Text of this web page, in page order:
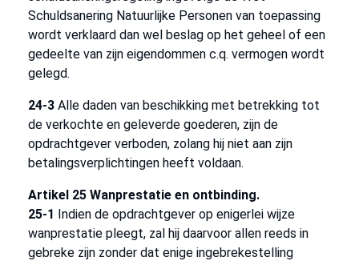
Schuldsanering Natuurlijke Personen van toepassing
wordt verklaard dan wel beslag op het geheel of een
gedeelte van zijn eigendommen c.q. vermogen wordt
gelegd.
24-3 Alle daden van beschikking met betrekking tot
de verkochte en geleverde goederen, zijn de
opdrachtgever verboden, zolang hij niet aan zijn
betalingsverplichtingen heeft voldaan.
Artikel 25 Wanprestatie en ontbinding.
25-1 Indien de opdrachtgever op enigerlei wijze
wanprestatie pleegt, zal hij daarvoor allen reeds in
gebreke zijn zonder dat enige ingebrekestelling